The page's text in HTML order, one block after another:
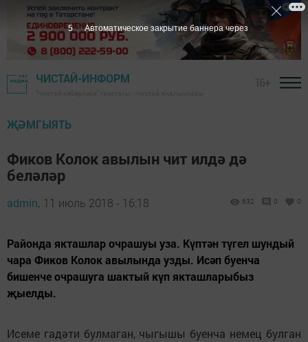
ЧИСТАЙ-ИНФОРМ
ҖӘМГЫЯТЬ
Фиков Колок авылын чит илдә дә
беләләр
admin, 11 июль 2018 - 16:18 632 0 0
Районда якташлар очрашуы уза. Күптән түгел шундый
чара Фиков Колок авылында узды. Исәп буенча
бишенче очрашуга шактый күп якташларыбыз
җыелды.
Исеме гадәти булмаган, чыгышы буенча немец булган
4 Автоматическое закрытие баннера через